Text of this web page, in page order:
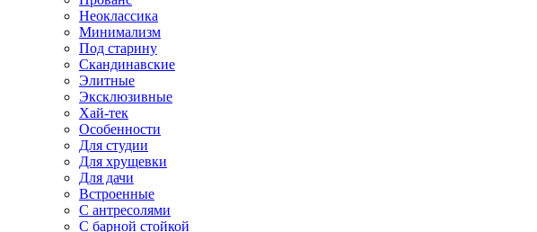
Неоклассика
Минимализм
Под старину
Скандинавские
Элитные
Эксклюзивные
Хай-тек
Особенности
Для студии
Для хрущевки
Для дачи
Встроенные
С антресолями
С барной стойкой